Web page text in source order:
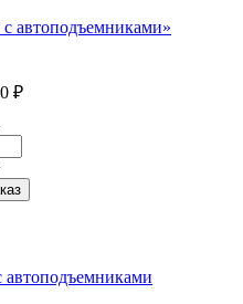
автоподъемниками»
₽
автоподъемниками